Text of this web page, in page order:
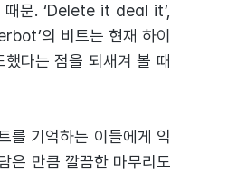
때문. ‘Delete it deal it’,
의 비트는 현재 하이
다는 점을 되새겨 볼 때
를 기억하는 이들에게 익
은 만큼 깔끔한 마무리도